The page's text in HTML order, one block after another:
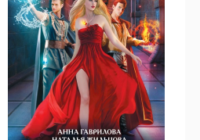
14:28
15:24
17:47
14:26